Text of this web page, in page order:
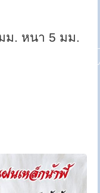
ม. หนา 5 มม.